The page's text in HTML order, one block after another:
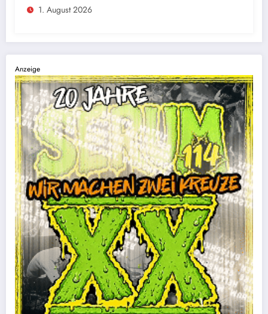
1. August 2026
Anzeige